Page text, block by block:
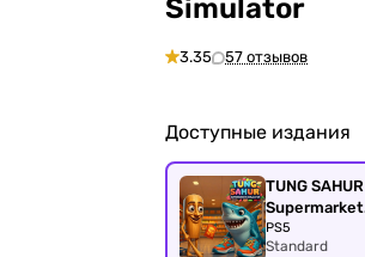
Simulator
3.35 57 отзывов
Доступные издания
TUNG SAHUR
Supermarket
Simulator
PS5
Standard